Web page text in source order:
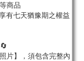
商品
有七天猶豫期之權益
片】，須包含完整內